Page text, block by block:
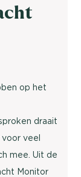
op het
draait
veel
mee. Uit de
Monitor